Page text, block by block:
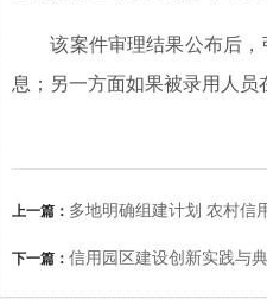
该案件审理结果公布后，
息；另一方面如果被录用人员
上一篇： 多地明确组建计划 农村信
下一篇： 信用园区建设创新实践与